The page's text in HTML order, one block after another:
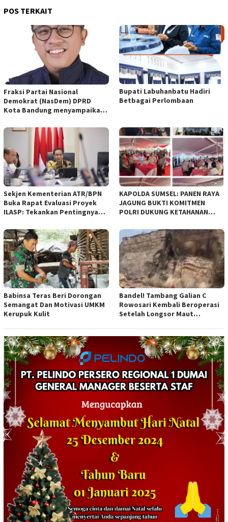
POS TERKAIT
Fraksi Partai Nasional
Demokrat (NasDem) DPRD
Kota Bandung menyampaikan
empat Rancangan Peraturan
Daerah (Raperda) yang
diajukan Pemerintah Kota
Bandung
Bupati Labuhanbatu Hadiri
Betbagai Perlombaan
Sekjen Kementerian ATR/BPN
Buka Rapat Evaluasi Proyek
ILASP: Tekankan Pentingnya
Anggaran
KAPOLDA SUMSEL: PANEN RAYA
JAGUNG BUKTI KOMITMEN
POLRI DUKUNG KETAHANAN
Babinsa Teras Beri Dorongan
Semangat Dan Motivasi UMKM
Kerupuk Kulit
Bandel! Tambang Galian C
Rowosari Kembali Beroperasi
Setelah Longsor Maut